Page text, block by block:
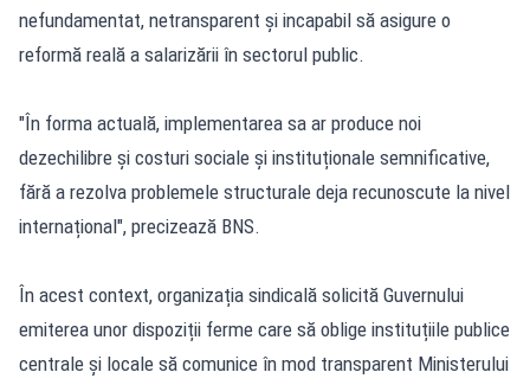
nefundamentat, netransparent și incapabil să asigure o
reformă reală a salarizării în sectorul public.
"În forma actuală, implementarea sa ar produce noi
dezechilibre și costuri sociale și instituționale semnificative,
fără a rezolva problemele structurale deja recunoscute la nivel
internațional", precizează BNS.
În acest context, organizația sindicală solicită Guvernului
emiterea unor dispoziții ferme care să oblige instituțiile publice
centrale și locale să comunice în mod transparent Ministerului